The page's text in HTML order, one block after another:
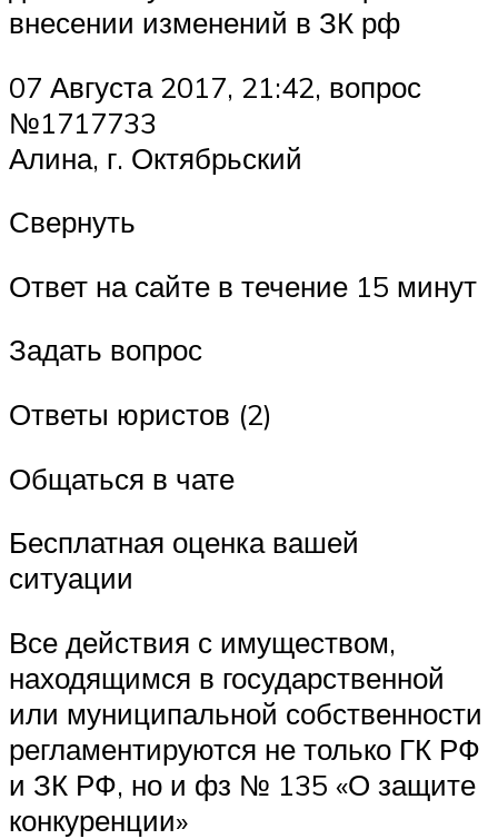
внесении изменений в ЗК рф
07 Августа 2017, 21:42, вопрос
№1717733
Алина, г. Октябрьский
Свернуть
Ответ на сайте в течение 15 минут
Задать вопрос
Ответы юристов (2)
Общаться в чате
Бесплатная оценка вашей
ситуации
Все действия с имуществом,
находящимся в государственной
или муниципальной собственности
регламентируются не только ГК РФ
и ЗК РФ, но и фз № 135 «О защите
конкуренции»